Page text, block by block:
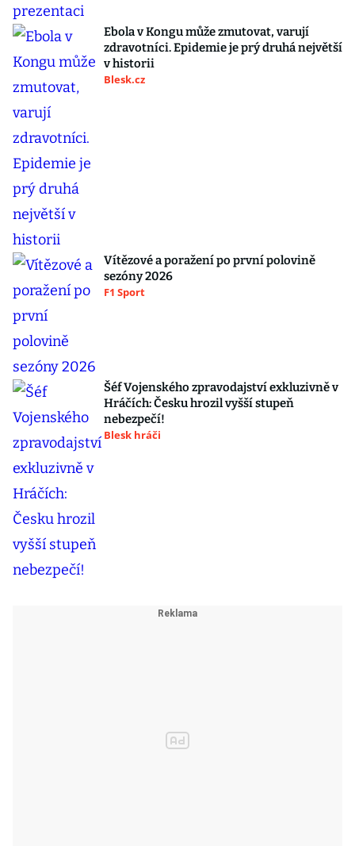
Ebola v Kongu může zmutovat, varují
zdravotníci. Epidemie je prý druhá největší
v historii
Blesk.cz
Vítězové a poražení po první polovině
sezóny 2026
F1 Sport
Šéf Vojenského zpravodajství exkluzivně v
Hráčích: Česku hrozil vyšší stupeň
nebezpečí!
Blesk hráči